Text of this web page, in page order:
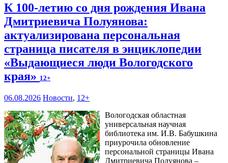
К 100-летию со дня рождения Ивана
Дмитриевича Полуянова:
актуализирована персональная
страница писателя в энциклопедии
«Выдающиеся люди Вологодского
края» 12+
06.08.2026 Новости, 12+
Вологодская областная
универсальная научная
библиотека им. И.В. Бабушкина
приурочила обновление
персональной страницы Ивана
Дмитриевича Полуянова –